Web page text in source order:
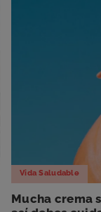
Vida Saludable
Mucha crema